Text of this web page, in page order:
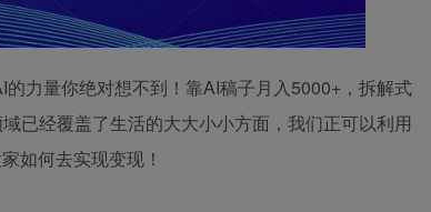
力量你绝对想不到！靠AI稿子月入5000+，拆解式
已经覆盖了生活的大大小小方面，我们正可以利用
如何去实现变现！